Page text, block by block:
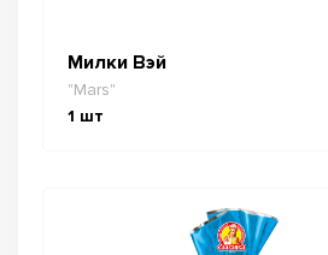
Милки Вэй
"Mars"
1 шт